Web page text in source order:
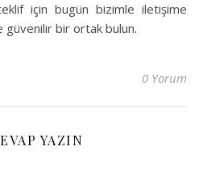
için bugün bizimle iletişime
bir ortak bulun.
0 Yorum
YAZIN